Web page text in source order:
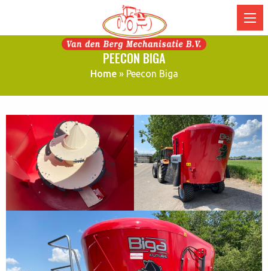
PEECON BIGA
Home» Peecon Biga